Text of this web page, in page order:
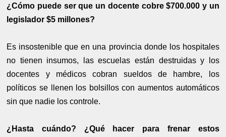
¿Cómo puede ser que un docente cobre $700.000 y un
legislador $5 millones?
Es insostenible que en una provincia donde los hospitales
no tienen insumos, las escuelas están destruidas y los
docentes y médicos cobran sueldos de hambre, los
políticos se llenen los bolsillos con aumentos automáticos
sin que nadie los controle.
¿Hasta cuándo? ¿Qué hacer para frenar estos